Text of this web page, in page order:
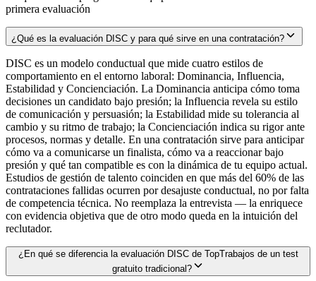
primera evaluación
¿Qué es la evaluación DISC y para qué sirve en una contratación?
DISC es un modelo conductual que mide cuatro estilos de
comportamiento en el entorno laboral: Dominancia, Influencia,
Estabilidad y Concienciación. La Dominancia anticipa cómo toma
decisiones un candidato bajo presión; la Influencia revela su estilo
de comunicación y persuasión; la Estabilidad mide su tolerancia al
cambio y su ritmo de trabajo; la Concienciación indica su rigor ante
procesos, normas y detalle. En una contratación sirve para anticipar
cómo va a comunicarse un finalista, cómo va a reaccionar bajo
presión y qué tan compatible es con la dinámica de tu equipo actual.
Estudios de gestión de talento coinciden en que más del 60% de las
contrataciones fallidas ocurren por desajuste conductual, no por falta
de competencia técnica. No reemplaza la entrevista — la enriquece
con evidencia objetiva que de otro modo queda en la intuición del
reclutador.
¿En qué se diferencia la evaluación DISC de TopTrabajos de un test
gratuito tradicional?